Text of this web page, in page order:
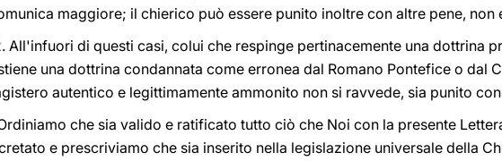
maggiore; il chierico può essere punito inoltre con altre pene, non
All'infuori di questi casi, colui che respinge pertinacemente una dottrina
una dottrina condannata come erronea dal Romano Pontefice o dal
autentico e legittimamente ammonito non si ravvede, sia punito
che sia valido e ratificato tutto ciò che Noi con la presente
e prescriviamo che sia inserito nella legislazione universale della